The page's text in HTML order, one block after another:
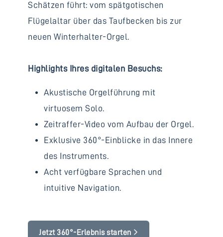
Schätzen führt: vom spätgotischen
Flügelaltar über das Taufbecken bis zur
neuen Winterhalter-Orgel.
Highlights Ihres digitalen Besuchs:
Akustische Orgelführung mit
virtuosem Solo.
Zeitraffer-Video vom Aufbau der Orgel.
Exklusive 360°-Einblicke in das Innere
des Instruments.
Acht verfügbare Sprachen und
intuitive Navigation.
Jetzt 360°-Erlebnis starten